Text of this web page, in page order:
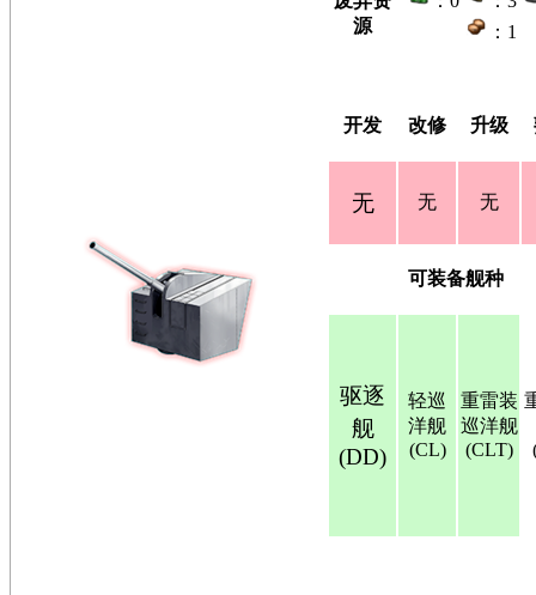
源
：1
开发 改修 升级
无 无 无
可装备舰种
驱逐
舰
(DD)
轻巡
洋舰
(CL)
重雷装
巡洋舰
(CLT)